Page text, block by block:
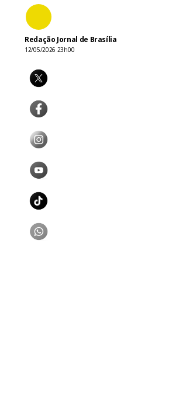
Redação Jornal de Brasília
12/05/2026 23h00